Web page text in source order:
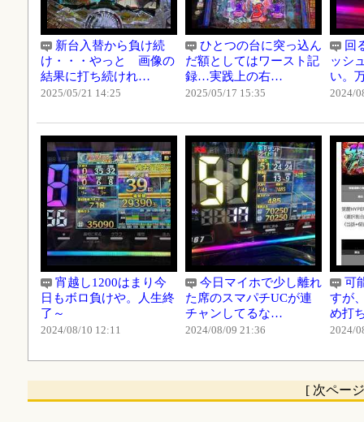
新台入替から負け続
け・・・やっと 画像の
結果に打ち続けれ…
2025/05/21 14:25
ひとつの台に突っ込ん
だ額としてはワースト記
録…実践上の右…
2025/05/17 15:35
回
ッシ
い。
2024/
宵越し1200はまり今
日もボロ負けや。人生終
了～
2024/08/10 12:11
今日マイホで少し離れ
た席のスマパチUCが連
チャンしてるな…
2024/08/09 21:36
可
すが
め打
2024/
[ 次ペ